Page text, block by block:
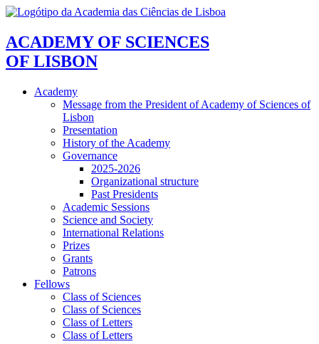
ACADEMY OF SCIENCES
OF LISBON
Academy
Message from the President of Academy of Sciences of
Lisbon
Presentation
History of the Academy
Governance
2025-2026
Organizational structure
Past Presidents
Academic Sessions
Science and Society
International Relations
Prizes
Grants
Patrons
Fellows
Class of Sciences
Class of Sciences
Class of Letters
Class of Letters